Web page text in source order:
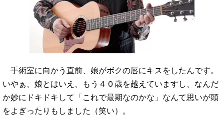
手術室に向かう直前、娘がボクの唇にキスをしたんです。
いやぁ、娘とはいえ、もう４０歳を越えていますし、なんだ
か妙にドキドキして「これで最期なのかな」なんて思いが頭
をよぎったりもしました（笑い）。